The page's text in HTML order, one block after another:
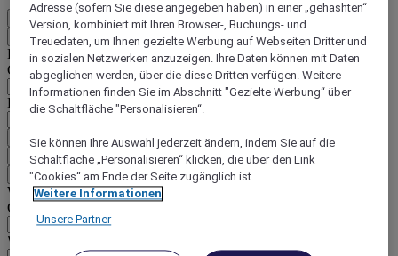
DE
Zurück
Land und Sprache unten auswählen
Geografische Zone
Land/Region - Sprache
Mein Land und meine Sprache bestätigen
EUR (€)
Zurück
Währung unten auswählen
Geografische Zone
Währung
Adresse (sofern Sie diese angegeben haben) in einer „gehashten“
Version, kombiniert mit Ihren Browser-, Buchungs- und
Treuedaten, um Ihnen gezielte Werbung auf Webseiten Dritter und
in sozialen Netzwerken anzuzeigen. Ihre Daten können mit Daten
abgeglichen werden, über die diese Dritten verfügen. Weitere
Informationen finden Sie im Abschnitt "Gezielte Werbung“ über
die Schaltfläche "Personalisieren“.
Sie können Ihre Auswahl jederzeit ändern, indem Sie auf die
Schaltfläche „Personalisieren“ klicken, die über den Link
"Cookies“ am Ende der Seite zugänglich ist.
Weitere Informationen
Unsere Partner